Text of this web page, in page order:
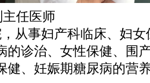
任医师
从事妇产科临床、妇女
的诊治、女性保健、围
健、妊娠期糖尿病的营